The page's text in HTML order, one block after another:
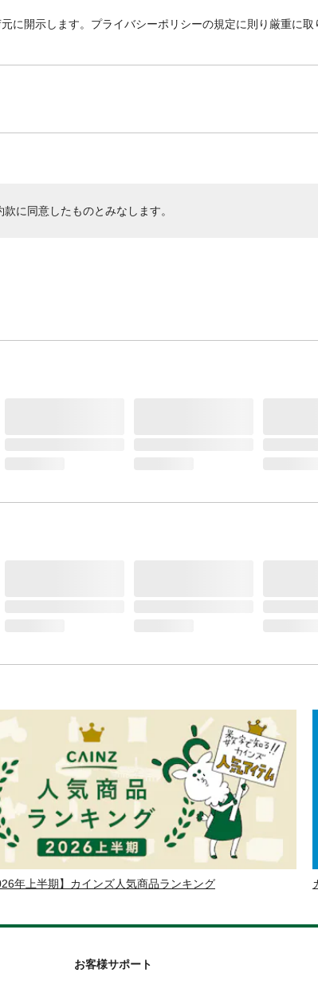
開示します。プライバシーポリシーの規定に則り厳重に取
に同意したものとみなします。
年上半期】カインズ人気商品ランキング
お客様サポート